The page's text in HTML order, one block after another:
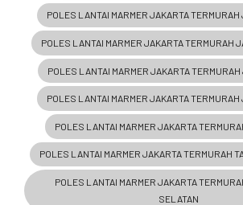
POLES LANTAI MARMER JAKARTA TERMURAH
POLES LANTAI MARMER JAKARTA TERMURAH
POLES LANTAI MARMER JAKARTA
POLES LANTAI MARMER JAKARTA TERMURAH
POLES LANTAI MARMER JAKARTA
POLES LANTAI MARMER JAKARTA TERMURAH
POLES LANTAI MARMER JAKARTA
SELATAN